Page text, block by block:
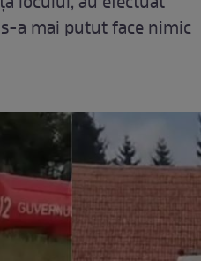
a mai putut face nimic